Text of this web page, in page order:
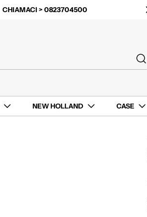
CHIAMACI > 0823704500
NEW HOLLAND CASE